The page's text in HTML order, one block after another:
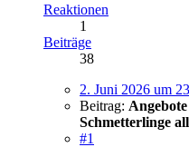
Reaktionen
1
Beiträge
38
2. Juni 2026 um
Beitrag:
Schmetterlinge
#1